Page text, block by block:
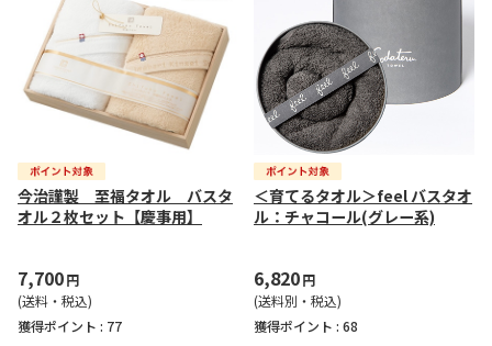
今治謹製 至福タオル バスタ
オル２枚セット【慶事用】
7,700円
(送料・税込)
獲得ポイント : 77
＜育てるタオル＞feel バスタオ
ル：チャコール(グレー系)
6,820円
(送料別・税込)
獲得ポイント : 68